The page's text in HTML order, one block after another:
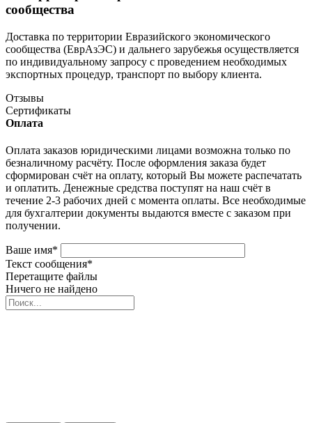
сообщества
Доставка по территории Евразийского экономического
сообщества (ЕврАзЭС) и дальнего зарубежья осуществляется
по индивидуальному запросу с проведением необходимых
экспортных процедур, транспорт по выбору клиента.
Отзывы
Сертификаты
Оплата
Оплата заказов юридическими лицами возможна только по
безналичному расчёту. После оформления заказа будет
сформирован счёт на оплату, который Вы можете распечатать
и оплатить. Денежные средства поступят на наш счёт в
течение 2-3 рабочих дней с момента оплаты. Все необходимые
для бухгалтерии документы выдаются вместе с заказом при
получении.
Ваше имя*
Текст сообщения*
Перетащите файлы
Ничего не найдено